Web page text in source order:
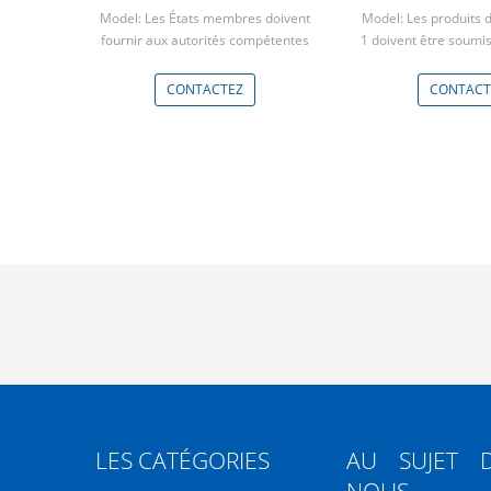
inférieurs
Model: Les États membres doivent
fournir aux autorités compétentes
Min: 5 pièces
CONTACTEZ
Model: Les produits
1 doivent être
Min: 5
LES CATÉGORIES
AU SUJET